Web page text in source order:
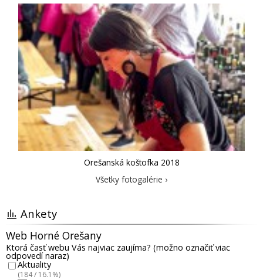
Orešanská koštofka 2018
Všetky fotogalérie ›
Ankety
Web Horné Orešany
Ktorá časť webu Vás najviac zaujíma? (možno označiť viac
odpovedí naraz)
Aktuality
(184 / 16.1%)